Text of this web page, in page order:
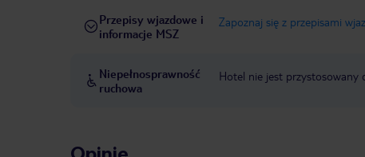
Przepisy wjazdowe i
informacje MSZ
Zapoznaj się z przepisami
Niepełnosprawność
ruchowa
Hotel nie jest przystosowany